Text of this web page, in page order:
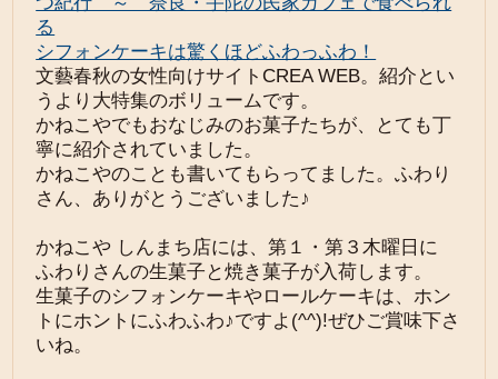
る
シフォンケーキは驚くほどふわっふわ！
文藝春秋の女性向けサイトCREA WEB。紹介とい
うより大特集のボリュームです。
かねこやでもおなじみのお菓子たちが、とても丁
寧に紹介されていました。
かねこやのことも書いてもらってました。ふわり
さん、ありがとうございました♪
かねこや しんまち店には、第１・第３木曜日に
ふわりさんの生菓子と焼き菓子が入荷します。
生菓子のシフォンケーキやロールケーキは、ホン
トにホントにふわふわ♪ですよ(^^)!ぜひご賞味下さ
いね。